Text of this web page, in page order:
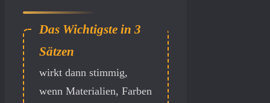
Natürliche Osterdeko
wirkt dann stimmig,
wenn Materialien, Farben